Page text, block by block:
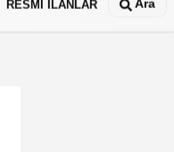
RESMİ İLANLAR Ara